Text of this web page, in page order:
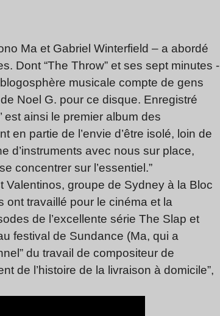
Ma et Gabriel Winterfield – a abordé
Dont “The Throw” et ses sept minutes
musicale compte de gens
Noel G. pour ce disque. Enregistré
est ainsi le premier album des
en partie de l’envie d’être isolé, loin de
d’instruments avec nous sur place,
concentrer sur l’essentiel.”
Valentinos, groupe de Sydney à la Bloc
ont travaillé pour le cinéma et la
de ­l’excellente série The Slap et
festival de Sundance (Ma, qui a
du travail de compositeur de
de l’histoire de la livraison à domicile”,